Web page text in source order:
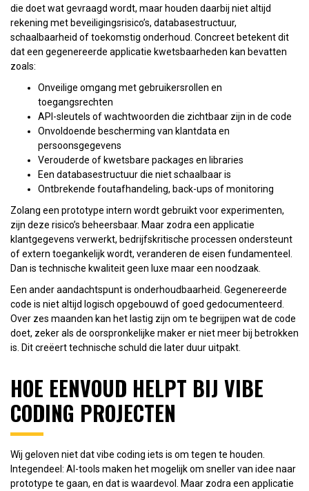
die doet wat gevraagd wordt, maar houden daarbij niet altijd
rekening met beveiligingsrisico’s, databasestructuur,
schaalbaarheid of toekomstig onderhoud. Concreet betekent dit
dat een gegenereerde applicatie kwetsbaarheden kan bevatten
zoals:
Onveilige omgang met gebruikersrollen en
toegangsrechten
API-sleutels of wachtwoorden die zichtbaar zijn in de code
Onvoldoende bescherming van klantdata en
persoonsgegevens
Verouderde of kwetsbare packages en libraries
Een databasestructuur die niet schaalbaar is
Ontbrekende foutafhandeling, back-ups of monitoring
Zolang een prototype intern wordt gebruikt voor experimenten,
zijn deze risico’s beheersbaar. Maar zodra een applicatie
klantgegevens verwerkt, bedrijfskritische processen ondersteunt
of extern toegankelijk wordt, veranderen de eisen fundamenteel.
Dan is technische kwaliteit geen luxe maar een noodzaak.
Een ander aandachtspunt is onderhoudbaarheid. Gegenereerde
code is niet altijd logisch opgebouwd of goed gedocumenteerd.
Over zes maanden kan het lastig zijn om te begrijpen wat de code
doet, zeker als de oorspronkelijke maker er niet meer bij betrokken
is. Dit creëert technische schuld die later duur uitpakt.
HOE EENVOUD HELPT BIJ VIBE
CODING PROJECTEN
Wij geloven niet dat vibe coding iets is om tegen te houden.
Integendeel: AI-tools maken het mogelijk om sneller van idee naar
prototype te gaan, en dat is waardevol. Maar zodra een applicatie